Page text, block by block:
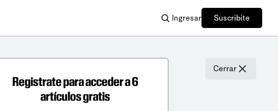
Ingresar Suscribite
Cerrar
Registrate para acceder a 6
artículos gratis